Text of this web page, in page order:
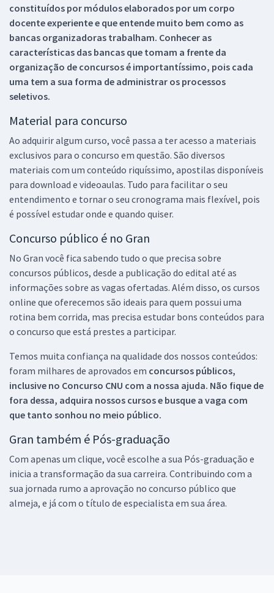
constituídos por módulos elaborados por um corpo
docente experiente e que entende muito bem como as
bancas organizadoras trabalham. Conhecer as
características das bancas que tomam a frente da
organização de concursos é importantíssimo, pois cada
uma tem a sua forma de administrar os processos
seletivos.
Material para concurso
Ao adquirir algum curso, você passa a ter acesso a materiais
exclusivos para o concurso em questão. São diversos
materiais com um conteúdo riquíssimo, apostilas disponíveis
para download e videoaulas. Tudo para facilitar o seu
entendimento e tornar o seu cronograma mais flexível, pois
é possível estudar onde e quando quiser.
Concurso público é no Gran
No Gran você fica sabendo tudo o que precisa sobre
concursos públicos, desde a publicação do edital até as
informações sobre as vagas ofertadas. Além disso, os cursos
online que oferecemos são ideais para quem possui uma
rotina bem corrida, mas precisa estudar bons conteúdos para
o concurso que está prestes a participar.
Temos muita confiança na qualidade dos nossos conteúdos:
foram milhares de aprovados em concursos públicos,
inclusive no Concurso CNU com a nossa ajuda. Não fique de
fora dessa, adquira nossos cursos e busque a vaga com
que tanto sonhou no meio público.
Gran também é Pós-graduação
Com apenas um clique, você escolhe a sua Pós-graduação e
inicia a transformação da sua carreira. Contribuindo com a
sua jornada rumo a aprovação no concurso público que
almeja, e já com o título de especialista em sua área.